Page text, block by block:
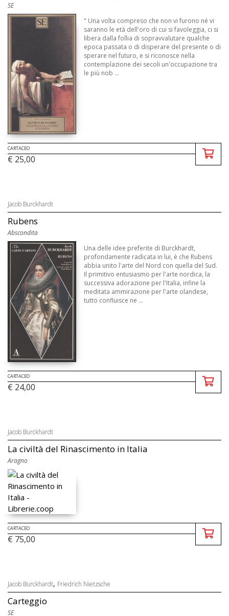
SE
" Una volta compreso che non vi furono né vi
saranno le età dell'oro di cui si favoleggia, ci si
libera dalla follia di sopravvalutare qualche
epoca passata o di disperare del presente o di
sperare nel futuro, e si riconosce nella
contemplazione dei secoli un'occupazione tra
le più nob ...
CARTACEO
€ 25,00
Jacob Burckhardt
Rubens
Abscondita
Una delle idee preferite di Burckhardt,
profondamente radicata in lui, è che Rubens
abbia unito l'arte del Nord con quella del Sud.
Il primitivo entusiasmo per l'arte nordica, la
successiva adorazione per l'Italia, infine la
meditata ammirazione per l'arte olandese,
tutto confluisce ne ...
CARTACEO
€ 24,00
Jacob Burckhardt
La civiltà del Rinascimento in Italia
Aragno
CARTACEO
€ 75,00
Jacob Burckhardt, Friedrich Nietzsche
Carteggio
SE